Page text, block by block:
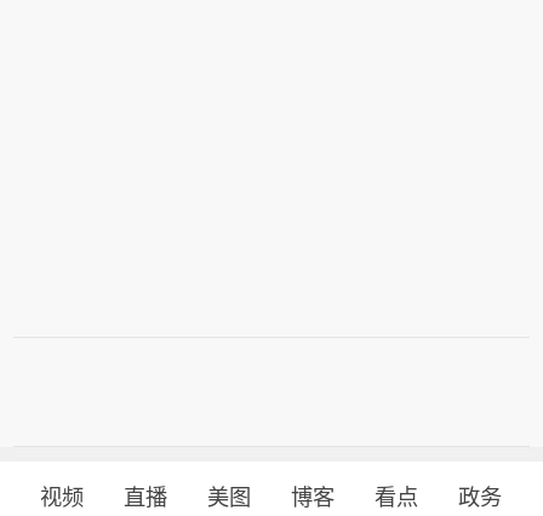
视频 直播 美图 博客 看点 政务